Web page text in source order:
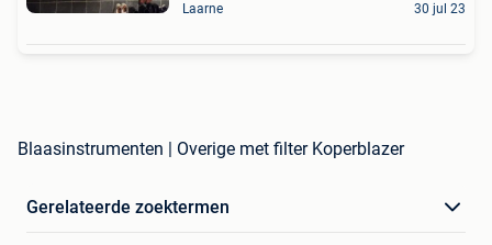
Laarne 30 jul 23
Blaasinstrumenten | Overige met filter Koperblazer
Gerelateerde zoektermen